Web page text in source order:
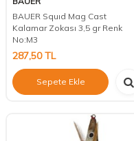
BAUER Squıd Mag Cast
Kalamar Zokası 3,5 gr Renk
No:M3
287,50TL
Sepete Ekle